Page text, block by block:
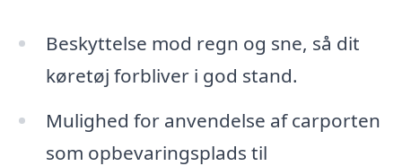
Beskyttelse mod regn og sne, så dit
køretøj forbliver i god stand.
Mulighed for anvendelse af carporten
som opbevaringsplads til